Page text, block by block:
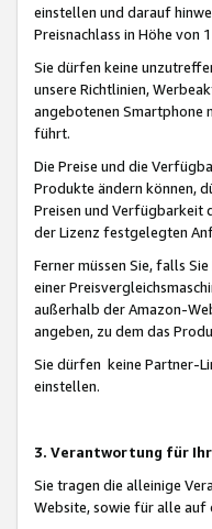
einstellen und darauf
Preisnachlass in Höhe von
Sie dürfen keine
unsere Richtlinien,
angebotenen Smartphone
führt.
Die Preise und die
Produkte ändern können,
Preisen und Verfügbarkeit
der Lizenz festgelegten
Ferner müssen Sie, falls
einer
außerhalb der Amazon-
angeben, zu dem das
Sie dürfen keine Partner-
einstellen.
3. Verantwortung für
Sie tragen die alleinige
Website, sowie für alle auf